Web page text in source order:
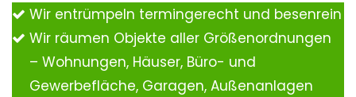
Wir entrümpeln termingerecht und besenrein
Wir räumen Objekte aller Größenordnungen
– Wohnungen, Häuser, Büro- und
Gewerbefläche, Garagen, Außenanlagen